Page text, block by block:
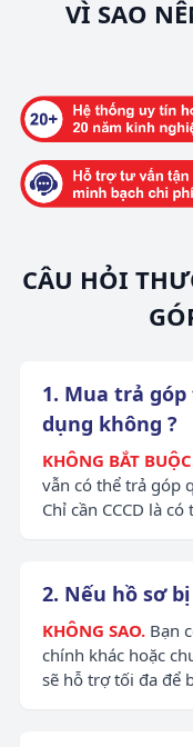
VÌ SAO
CÂU HỎI
1. Mua trả
dụng không ?
KHÔNG BẮT
vẫn có thể trả góp
Chỉ cần CCCD là
2. Nếu hồ sơ
KHÔNG SAO.Bạn
chính khác hoặc
sẽ hỗ trợ tối đa để